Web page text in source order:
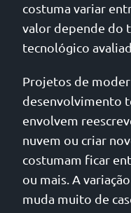
costuma variar
valor depende do
tecnológico
Projetos de
desenvolvimento
envolvem
nuvem ou criar
costumam ficar
ou mais. A
muda muito de